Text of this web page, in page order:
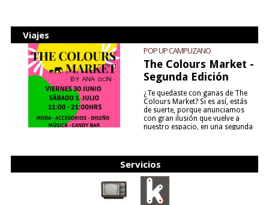
Viajes
POP UP CAMPUZANO
The Colours Market -
Segunda Edición
¿Te quedaste con ganas de The
Colours Market? Si es así, estás
de suerte, porque anunciamos
con gran ilusión que vuelve a
nuestro espacio, en una segunda
Servicios